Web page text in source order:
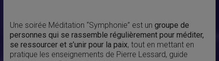
Une soirée Méditation “Symphonie” est un groupe de
personnes qui se rassemble régulièrement pour méditer,
se ressourcer et s’unir pour la paix, tout en mettant en
pratique les enseignements de Pierre Lessard, guide